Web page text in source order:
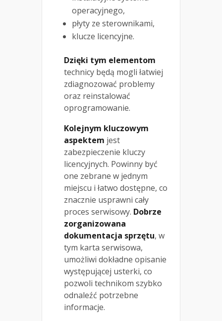
operacyjnego,
płyty ze sterownikami,
klucze licencyjne.
Dzięki tym elementom
technicy będą mogli łatwiej
zdiagnozować problemy
oraz reinstalować
oprogramowanie.
Kolejnym kluczowym
aspektem jest
zabezpieczenie kluczy
licencyjnych. Powinny być
one zebrane w jednym
miejscu i łatwo dostępne, co
znacznie usprawni cały
proces serwisowy. Dobrze
zorganizowana
dokumentacja sprzętu, w
tym karta serwisowa,
umożliwi dokładne opisanie
występującej usterki, co
pozwoli technikom szybko
odnaleźć potrzebne
informacje.